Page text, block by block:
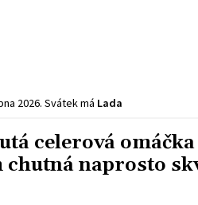
2026. Svátek má Lada
celerová
chutná naprosto